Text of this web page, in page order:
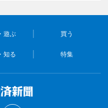
遊ぶ 買う
知る 特集